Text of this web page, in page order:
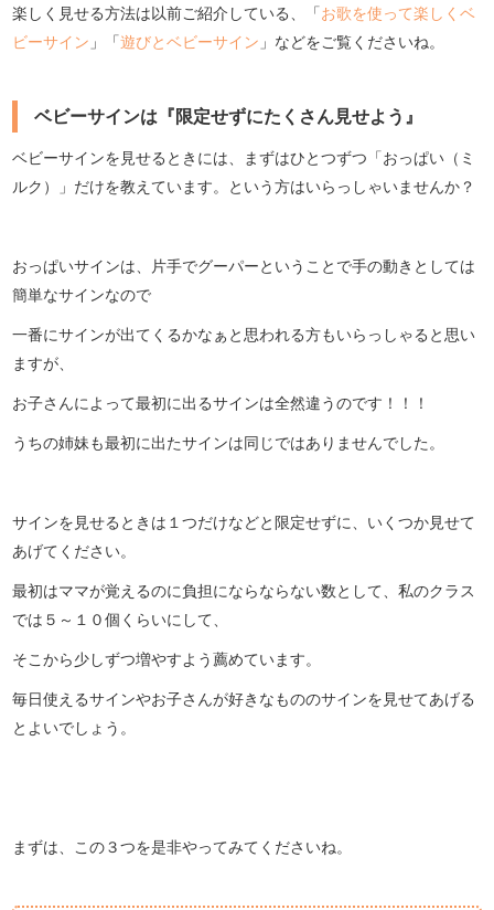
楽しく見せる方法は以前ご紹介している、「お歌を使って楽しくベ
ビーサイン 」「遊びとベビーサイン 」などをご覧くださいね。
ベビーサインは『限定せずにたくさん見せよう』
ベビーサインを見せるときには、まずはひとつずつ「おっぱい（ミ
ルク）」だけを教えています。という方はいらっしゃいませんか？
おっぱいサインは、片手でグーパーということで手の動きとしては
簡単なサインなので
一番にサインが出てくるかなぁと思われる方もいらっしゃると思い
ますが、
お子さんによって最初に出るサインは全然違うのです！！！
うちの姉妹も最初に出たサインは同じではありませんでした。
サインを見せるときは１つだけなどと限定せずに、いくつか見せて
あげてください。
最初はママが覚えるのに負担にならならない数として、私のクラス
では５～１０個くらいにして、
そこから少しずつ増やすよう薦めています。
毎日使えるサインやお子さんが好きなもののサインを見せてあげる
とよいでしょう。
まずは、この３つを是非やってみてくださいね。